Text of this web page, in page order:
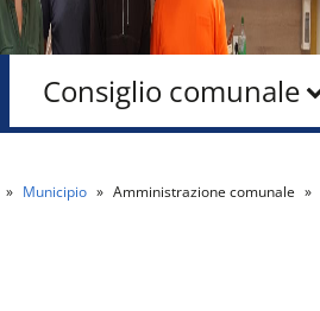
Consiglio comunale
Municipio Amministrazione comunale